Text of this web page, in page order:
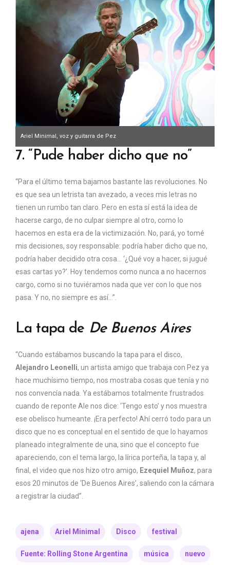
Ariel Minimal, voz y guitarra de Pez
7. “Pude haber dicho que no”
“Para el último tema bajamos bastante las revoluciones. No
es que sea un letrista tan avezado, a veces mis letras no
tienen un rumbo tan claro. Pero en esta sí está la idea de
hacerse cargo, de no culpar siempre al otro, como lo
hacemos en esta era de la victimización. No, pará, yo tomé
mis decisiones, soy responsable: podría haber dicho que no,
podría haber decidido otra cosa… ‘¿Qué voy a hacer, si jugué
esas cartas yo?’. Hoy tendemos como nunca a no hacernos
cargo, como si no tuviéramos nada que ver con lo que nos
pasa. Y no, no siempre es así…”.
La tapa de De Buenos Aires
“Cuando estábamos buscando la tapa para el disco,
Alejandro Leonelli, un artista amigo que trabaja con Pez ya
hace muchísimo tiempo, nos mostraba cosas que tenía y no
nos convencía nada. Ya estábamos totalmente frustrados
cuando de reponte Ale nos dice: ‘Tengo esto’ y nos muestra
ese obelisco humeante. ¡Era perfecto! Ahí cerró todo para un
disco que no es conceptual en el sentido de que lo hayamos
planeado integralmente de una, sino que el concepto fue
apareciendo, con el tema largo, la lírica porteña, la tapa y, al
final, el video que nos hizo otro amigo, Ezequiel Muñoz, para
esos 20 minutos de ‘De Buenos Aires’, saliendo con la cámara
a registrar la ciudad”.
ajena Ariel Minimal Disco festival
Fuente: Rolling Stone Argentina música nuevo